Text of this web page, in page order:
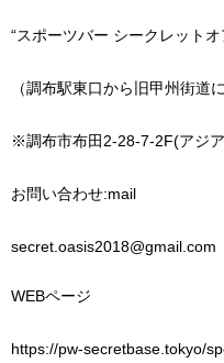
“スポーツバー シークレットオ
（調布駅東口から旧甲州街道
※調布市布田 2-28-7-2F(アジ
お問い合わせ:mail
secret.oasis2018@gmail.com
WEBページ
https://pw-secretbase.tokyo/